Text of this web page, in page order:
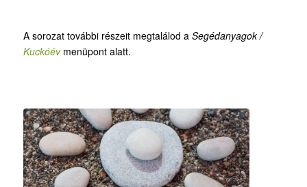
A sorozat további részeit megtalálod a Segédanyagok /
Kuckóév menüpont alatt.